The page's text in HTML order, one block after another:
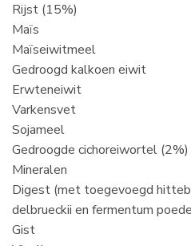
Rijst (15%)
Maïs
Maïseiwitmeel
Gedroogd kalkoen eiwit
Erwteneiwit
Varkensvet
Sojameel
Gedroogde cichoreiwortel (2%)
Mineralen
Digest (met toegevoegd
delbrueckii en fermentum
Gist